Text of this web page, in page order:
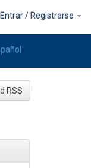
Entrar / Registrarse
RSS